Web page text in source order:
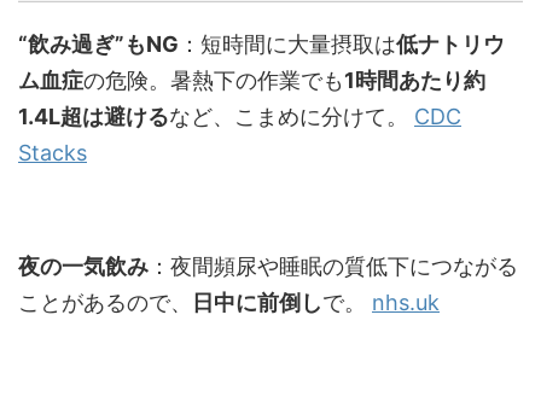
“飲み過ぎ”もNG ：短時間に大量摂取は低ナトリウ
ム血症の危険。暑熱下の作業でも1時間あたり約
1.4L超は避けるなど、こまめに分けて。 CDC
Stacks
夜の一気飲み ：夜間頻尿や睡眠の質低下につながる
ことがあるので、
日中に前倒しで。 nhs.uk